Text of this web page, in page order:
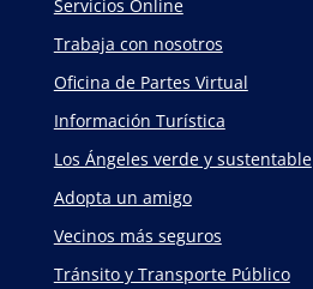
Servicios Online
Trabaja con nosotros
Oficina de Partes Virtual
Información Turística
Los Ángeles verde y sustentable
Adopta un amigo
Vecinos más seguros
Tránsito y Transporte Público